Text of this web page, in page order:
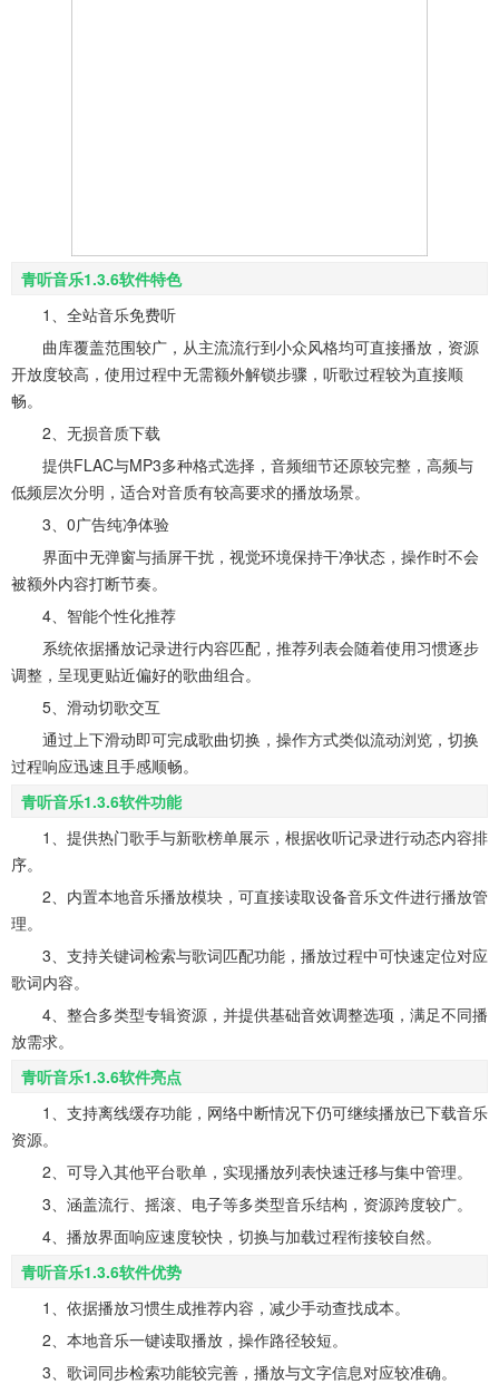
青听音乐1.3.6软件特色
1、全站音乐免费听
曲库覆盖范围较广，从主流流行到小众风格均可直接播放，资源
开放度较高，使用过程中无需额外解锁步骤，听歌过程较为直接顺
畅。
2、无损音质下载
提供FLAC与MP3多种格式选择，音频细节还原较完整，高频与
低频层次分明，适合对音质有较高要求的播放场景。
3、0广告纯净体验
界面中无弹窗与插屏干扰，视觉环境保持干净状态，操作时不会
被额外内容打断节奏。
4、智能个性化推荐
系统依据播放记录进行内容匹配，推荐列表会随着使用习惯逐步
调整，呈现更贴近偏好的歌曲组合。
5、滑动切歌交互
通过上下滑动即可完成歌曲切换，操作方式类似流动浏览，切换
过程响应迅速且手感顺畅。
青听音乐1.3.6软件功能
1、提供热门歌手与新歌榜单展示，根据收听记录进行动态内容排
序。
2、内置本地音乐播放模块，可直接读取设备音乐文件进行播放管
理。
3、支持关键词检索与歌词匹配功能，播放过程中可快速定位对应
歌词内容。
4、整合多类型专辑资源，并提供基础音效调整选项，满足不同播
放需求。
青听音乐1.3.6软件亮点
1、支持离线缓存功能，网络中断情况下仍可继续播放已下载音乐
资源。
2、可导入其他平台歌单，实现播放列表快速迁移与集中管理。
3、涵盖流行、摇滚、电子等多类型音乐结构，资源跨度较广。
4、播放界面响应速度较快，切换与加载过程衔接较自然。
青听音乐1.3.6软件优势
1、依据播放习惯生成推荐内容，减少手动查找成本。
2、本地音乐一键读取播放，操作路径较短。
3、歌词同步检索功能较完善，播放与文字信息对应较准确。